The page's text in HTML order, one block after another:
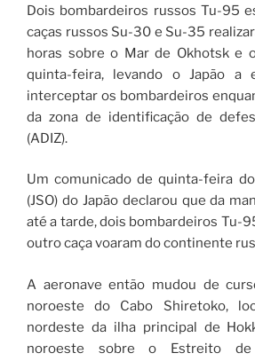
Dois bombardeiros russos Tu-95
caças russos Su-30 e Su-35
horas sobre o Mar de Okhotsk e
quinta-feira, levando o Japão a
interceptar os bombardeiros
da zona de identificação de
(ADIZ).
Um comunicado de quinta-feira
(JSO) do Japão declarou que da
até a tarde, dois bombardeiros Tu-
outro caça voaram do continente
A aeronave então mudou de
noroeste do Cabo Shiretoko,
nordeste da ilha principal de
noroeste sobre o Estreito